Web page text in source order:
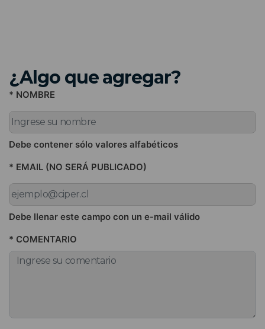
¿Algo que agregar?
* NOMBRE
Debe contener sólo valores alfabéticos
* EMAIL (NO SERÁ PUBLICADO)
Debe llenar este campo con un e-mail válido
* COMENTARIO